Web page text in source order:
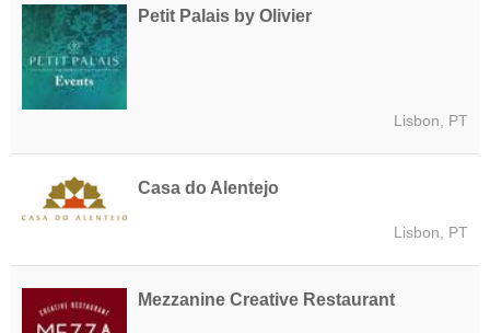
Petit Palais by Olivier
Lisbon, PT
Casa do Alentejo
Lisbon, PT
Mezzanine Creative Restaurant